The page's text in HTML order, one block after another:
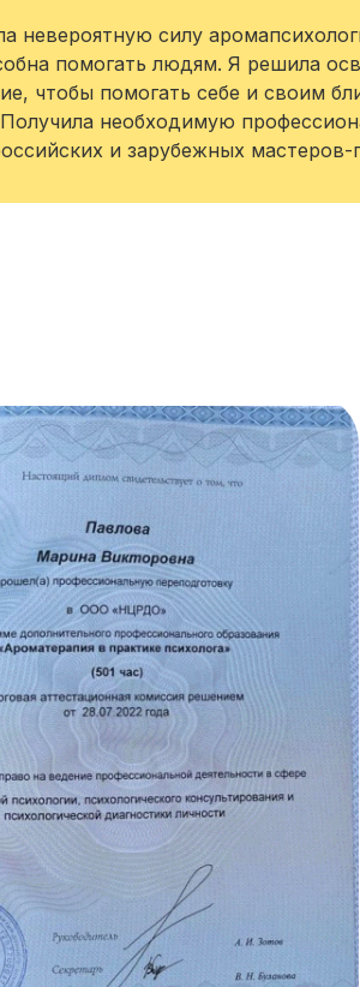
невероятную силу
помогать людям. Я решила
чтобы помогать себе и своим
необходимую
и зарубежных мастеров-